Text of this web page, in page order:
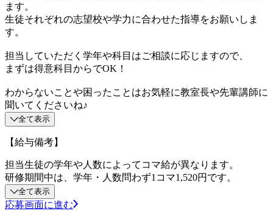
ます。
生徒それぞれの志望校や学力に合わせた指導をお願いしま
す。
担当していただく学年や科目はご相談に応じますので、
まずは得意科目からでOK！
わからないことや困ったことはお気軽に教室長や先輩講師に
聞いてくださいね♪
全て表示
【給与備考】
担当生徒の学年や人数によってコマ給が異なります。
研修期間中は、学年・人数問わず1コマ1,520円です。
全て表示
応募画面に進む